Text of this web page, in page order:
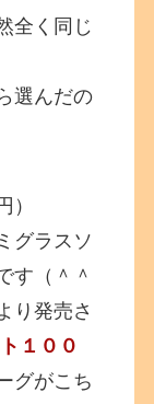
全く同じ
選んだの
）
グラスソ
す（＾＾
り発売さ
１００
グがこち